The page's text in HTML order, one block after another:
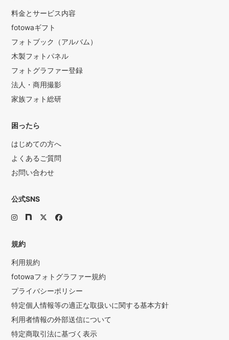
料金とサービス内容
fotowaギフト
フォトブック（アルバム）
木製フォトパネル
フォトグラファー登録
法人・商用撮影
家族フォト総研
困ったら
はじめての方へ
よくあるご質問
お問い合わせ
公式SNS
規約
利用規約
fotowaフォトグラファー規約
プライバシーポリシー
特定個人情報等の適正な取扱いに関する基本方針
利用者情報の外部送信について
特定商取引法に基づく表示